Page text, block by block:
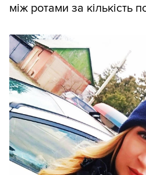
між ротами за кількість